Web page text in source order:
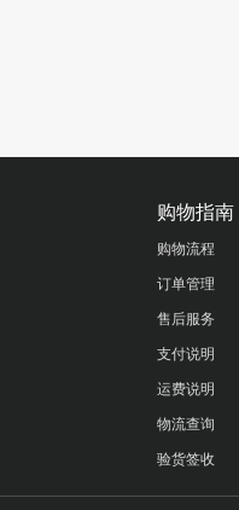
购物指南
购物流程
订单管理
售后服务
支付说明
运费说明
物流查询
验货签收